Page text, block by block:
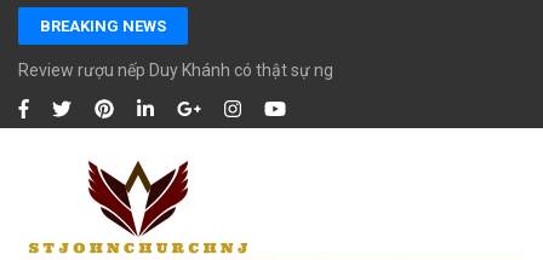
Skip
content
(Press
Enter)
BREAKING NEWS
Review rượu nếp Duy Khánh có thật sự ngon chất lượng?